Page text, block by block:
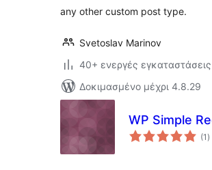
any other custom post type.
Svetoslav Marinov
40+ ενεργές εγκαταστάσεις
Δοκιμασμένο μέχρι 4.8.29
WP Simple
(1 )